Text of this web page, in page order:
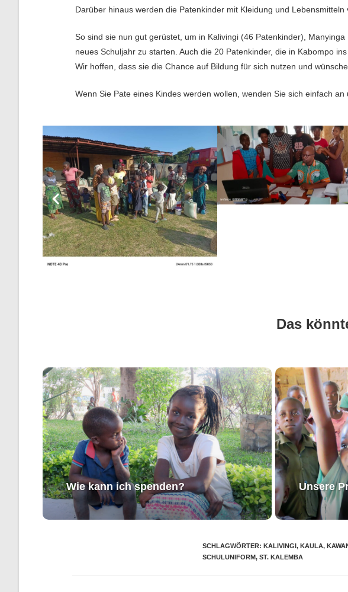
Darüber hinaus werden die Patenkinder mit Kleidung und
So sind sie nun gut gerüstet, um in Kalivingi (46 Patenkinder),
neues Schuljahr zu starten. Auch die 20 Patenkinder, die in Kabompo
Wir hoffen, dass sie die Chance auf Bildung für sich nutzen und
Wenn Sie Pate eines Kindes werden wollen, wenden Sie sich einfach an
Das
Wie kann ich spenden? Unsere
SCHLAGWÖRTER: KALIVINGI, KAULA,
SCHULUNIFORM, ST. KALEMBA